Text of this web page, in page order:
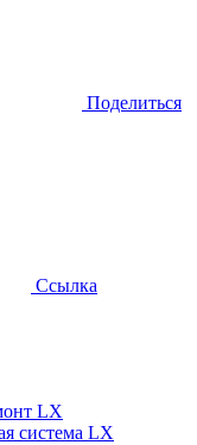
Поделиться
Ссылка
LX
система LX